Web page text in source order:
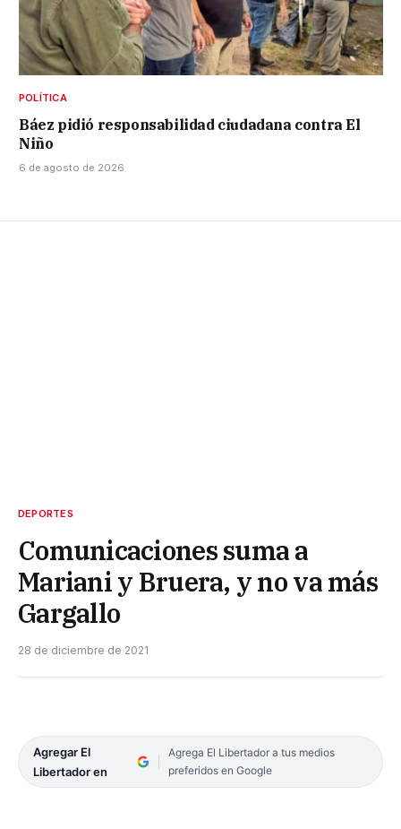
POLÍTICA
Báez pidió responsabilidad ciudadana contra El
Niño
6 de agosto de 2026
DEPORTES
Comunicaciones suma a
Mariani y Bruera, y no va más
Gargallo
28 de diciembre de 2021
Agregar El
Libertador en
Agrega El Libertador a tus medios
preferidos en Google